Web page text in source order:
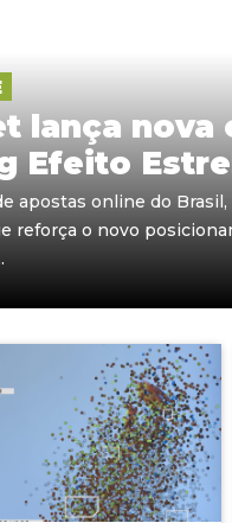
lança nova
Efeito
apostas online do
reforça o novo